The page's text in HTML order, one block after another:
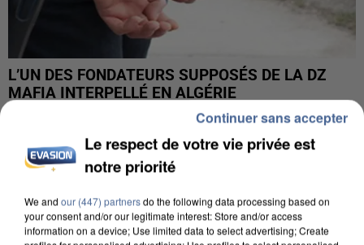
L’UN DES FONDATEURS SUPPOSÉS DE LA DZ
MAFIA INTERPELLÉ EN ALGÉRIE
Le respect de votre vie privée est
notre priorité
We and our (447) partnersdo the following data processing based on
your consent and/or our legitimate interest: Store and/or access
information on a device; Use limited data to select advertising; Create
Continuer sans accepter